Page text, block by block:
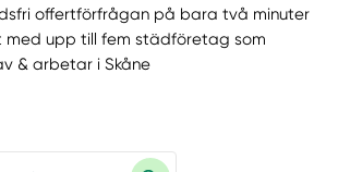
offertförfrågan på bara två minuter
med upp till fem städföretag som
& arbetar i Skåne